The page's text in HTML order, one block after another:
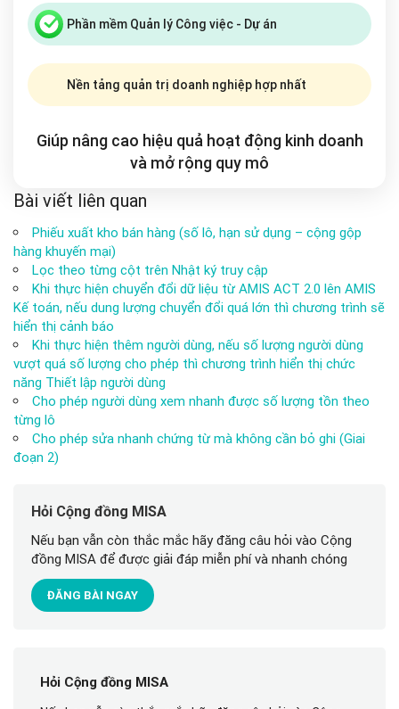
Phần mềm Quản lý Công việc - Dự án
Nền tảng quản trị doanh nghiệp hợp nhất
Giúp nâng cao hiệu quả hoạt động kinh doanh
và mở rộng quy mô
Bài viết liên quan
Phiếu xuất kho bán hàng (số lô, hạn sử dụng – cộng gộp
hàng khuyến mại)
Lọc theo từng cột trên Nhật ký truy cập
Khi thực hiện chuyển đổi dữ liệu từ AMIS ACT 2.0 lên AMIS
Kế toán, nếu dung lượng chuyển đổi quá lớn thì chương trình sẽ
hiển thị cảnh báo
Khi thực hiện thêm người dùng, nếu số lượng người dùng
vượt quá số lượng cho phép thì chương trình hiển thị chức
năng Thiết lập người dùng
Cho phép người dùng xem nhanh được số lượng tồn theo
từng lô
Cho phép sửa nhanh chứng từ mà không cần bỏ ghi (Giai
đoạn 2)
Hỏi Cộng đồng MISA
Nếu bạn vẫn còn thắc mắc hãy đăng câu hỏi vào Cộng
đồng MISA để được giải đáp miễn phí và nhanh chóng
ĐĂNG BÀI NGAY
Hỏi Cộng đồng MISA